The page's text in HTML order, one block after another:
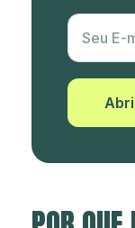
Utm
Seu E-